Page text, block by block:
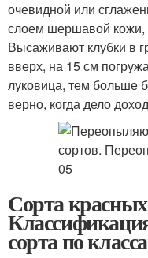
очевидной или
слоем шершавой кожи,
Высаживают клубки в
вверх, на 15 см
луковица, тем больше
верно, когда дело
Сорта
сорта по